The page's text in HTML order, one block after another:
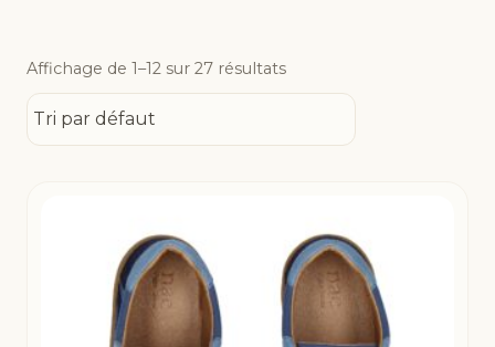
Affichage de 1–12 sur 27 résultats